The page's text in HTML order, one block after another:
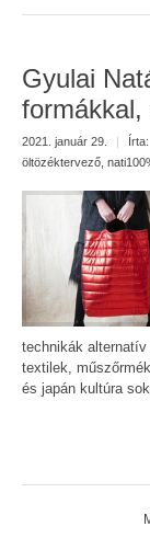
Gyulai
formákkal,
2021. január 29. | Írta:
öltözéktervező
technikák
textilek,
és japán kultúra